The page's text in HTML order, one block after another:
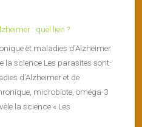
: quel lien ?
et maladies d’Alzheimer
la science Les parasites sont-
d’Alzheimer et de
microbiote, oméga-3
la science « Les